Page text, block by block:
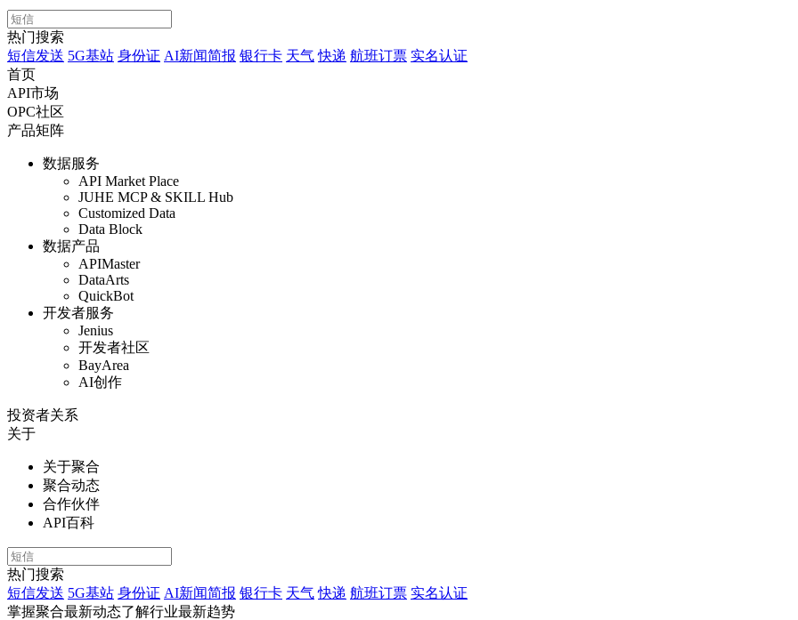
热门搜索
短信发送 5G基站 身份证 AI新闻简报 银行卡 天气 快递 航班订票 实名认证
首页
API市场
OPC社区
产品矩阵
数据服务
API Market Place
JUHE MCP & SKILL Hub
Customized Data
Data Block
数据产品
APIMaster
DataArts
QuickBot
开发者服务
Jenius
开发者社区
BayArea
AI创作
投资者关系
关于
关于聚合
聚合动态
合作伙伴
API百科
热门搜索
短信发送 5G基站 身份证 AI新闻简报 银行卡 天气 快递 航班订票 实名认证
掌握聚合最新动态了解行业最新趋势